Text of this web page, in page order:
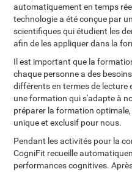
automatiquement en temps
technologie a été conçue par
scientifiques qui étudient les
afin de les appliquer dans la
Il est important que la
chaque personne a des
différents en termes de lecture
une formation qui s'adapte à
préparer la formation
unique et exclusif pour nous.
Pendant les activités pour la
CogniFit recueille
performances cognitives.